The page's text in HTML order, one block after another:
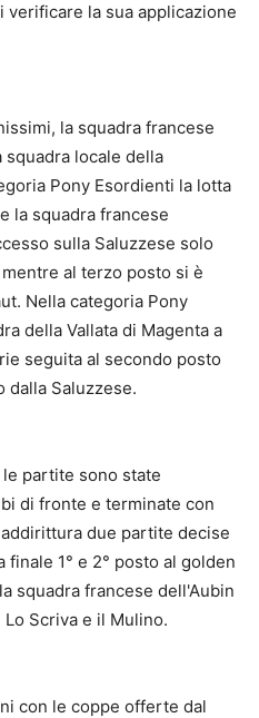
verificare la sua applicazione
la squadra francese
locale della
Pony Esordienti la lotta
la squadra francese
sulla Saluzzese solo
al terzo posto si è
Nella categoria Pony
della Vallata di Magenta a
seguita al secondo posto
dalla Saluzzese.
partite sono state
di fronte e terminate con
due partite decise
1° e 2° posto al golden
squadra francese dell'Aubin
Scriva e il Mulino.
con le coppe offerte dal